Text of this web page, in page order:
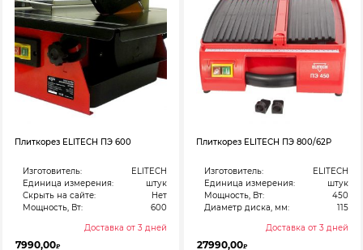
Плиткорез ELITECH ПЭ 600
Изготовитель:
ELITECH
Единица измерения:
штук
Скрыть на сайте:
Нет
Мощность, Вт:
600
Доставка от 3 дней
7990,00₽
Плиткорез ELITECH ПЭ 800/62Р
Изготовитель:
ELITECH
Единица измерения:
штук
Мощность, Вт:
450
Диаметр диска, мм:
115
Доставка от 3 дней
27990,00₽